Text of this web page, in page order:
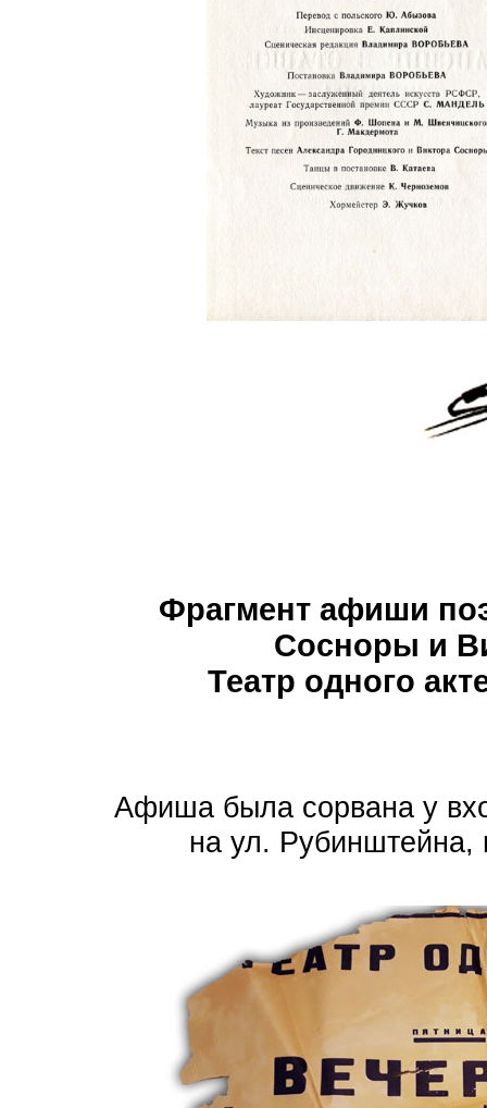
Фрагмент афиши
Сосноры и
Театр одного
Афиша была сорвана у
на ул. Рубинштейна,